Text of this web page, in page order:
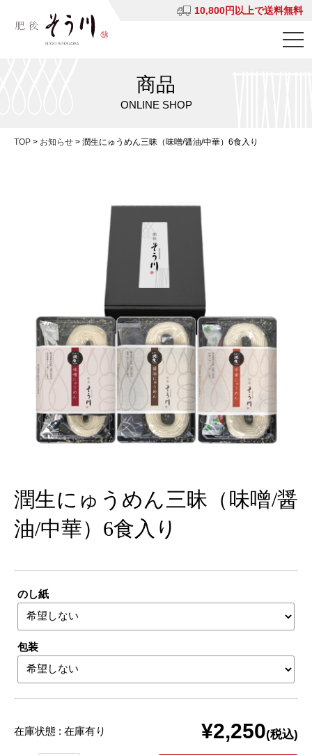
10,800円以上で送料無料
商品
ONLINE SHOP
TOP > お知らせ > 潤生にゅうめん三昧（味噌/醤油/中華）6食入り
潤生にゅうめん三昧（味噌/醤
油/中華）6食入り
のし紙
包装
在庫状態 : 在庫有り ¥2,250(税込)